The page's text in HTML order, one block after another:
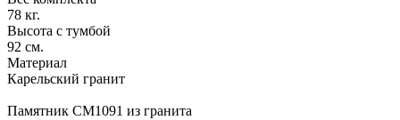
78 кг.
Высота с тумбой
92 см.
Материал
Карельский гранит
Памятник CM1091 из гранита